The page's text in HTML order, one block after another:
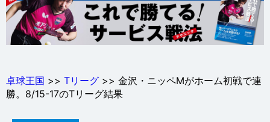
卓球王国 >> Tリーグ >> 金沢・ニッペMがホーム初戦で連
勝。8/15-17のTリーグ結果